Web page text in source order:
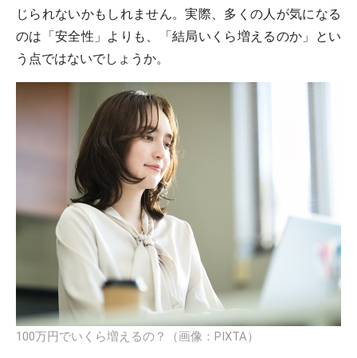
じられないかもしれません。実際、多くの人が気になる
のは「安全性」よりも、「結局いくら増えるのか」とい
う点ではないでしょうか。
100万円でいくら増えるの？（画像：PIXTA）